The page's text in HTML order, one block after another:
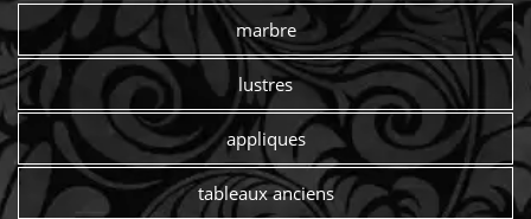
marbre
lustres
appliques
tableaux anciens